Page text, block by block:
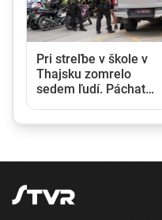
Pri streľbe v škole v
Thajsku zomrelo
sedem ľudí. Páchateľ